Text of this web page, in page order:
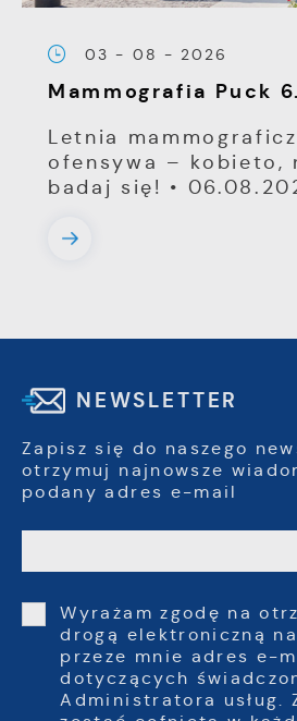
03 - 08 - 2026
Mammografia Puck
Letnia
ofensywa – kobieto,
badaj się! •
NEWSLETTER
Zapisz się do naszego
otrzymuj najnowsze
podany adres e-mail
Wyrażam zgodę na
drogą elektroniczną
przeze mnie adres e-
dotyczących
Administratora usług.